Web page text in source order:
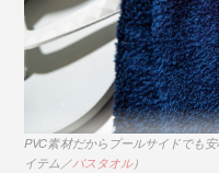
PVC素材だからプールサイドでも
イテム／バスタオル）